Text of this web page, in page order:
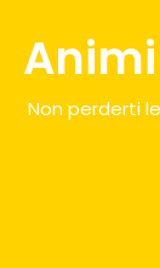
Non perderti